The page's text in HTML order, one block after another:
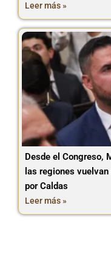
Leer más »
Desde el Congreso,
las regiones
por Caldas
Leer más »